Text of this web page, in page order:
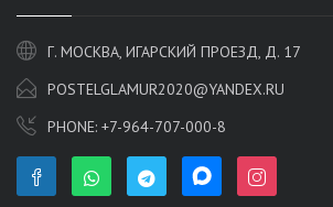
Г. МОСКВА, ИГАРСКИЙ ПРОЕЗД, Д. 17
POSTELGLAMUR2020@YANDEX.RU
PHONE: +7-964-707-000-8